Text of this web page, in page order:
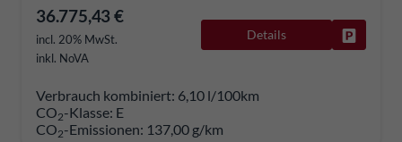
36.775,43 €
incl. 20% MwSt.
inkl. NoVA
Details
Verbrauch kombiniert: 6,10 l/100km
CO2-Klasse: E
CO2-Emissionen: 137,00 g/km